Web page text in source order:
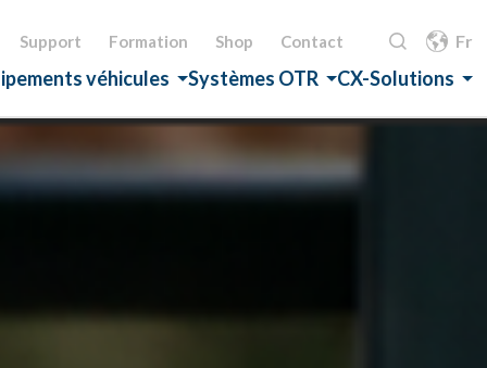
Support Formation Shop Contact Fr
véhicules Systèmes OTR CX-Solutions